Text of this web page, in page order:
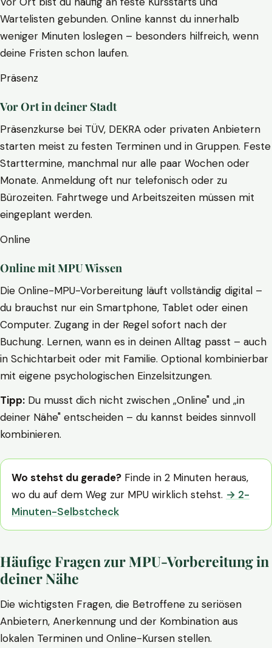
Wartelisten gebunden. Online kannst du innerhalb
weniger Minuten loslegen – besonders hilfreich, wenn
deine Fristen schon laufen.
Präsenz
Vor Ort in deiner Stadt
Präsenzkurse bei TÜV, DEKRA oder privaten Anbietern
starten meist zu festen Terminen und in Gruppen. Feste
Starttermine, manchmal nur alle paar Wochen oder
Monate. Anmeldung oft nur telefonisch oder zu
Bürozeiten. Fahrtwege und Arbeitszeiten müssen mit
eingeplant werden.
Online
Online mit MPU Wissen
Die Online-MPU-Vorbereitung läuft vollständig digital –
du brauchst nur ein Smartphone, Tablet oder einen
Computer. Zugang in der Regel sofort nach der
Buchung. Lernen, wann es in deinen Alltag passt – auch
in Schichtarbeit oder mit Familie. Optional kombinierbar
mit eigene psychologischen Einzelsitzungen.
Tipp: Du musst dich nicht zwischen „Online" und „in
deiner Nähe" entscheiden – du kannst beides sinnvoll
kombinieren.
Wo stehst du gerade? Finde in 2 Minuten heraus,
wo du auf dem Weg zur MPU wirklich stehst. → 2-
Minuten-Selbstcheck
Häufige Fragen zur MPU-Vorbereitung in
deiner Nähe
Die wichtigsten Fragen, die Betroffene zu seriösen
Anbietern, Anerkennung und der Kombination aus
lokalen Terminen und Online-Kursen stellen.